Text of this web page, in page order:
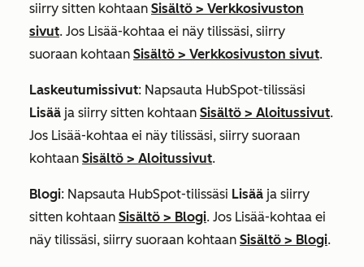
siirry sitten kohtaan Sisältö > Verkkosivuston
sivut. Jos Lisää-kohtaa ei näy tilissäsi, siirry
suoraan kohtaan Sisältö > Verkkosivuston sivut.
Laskeutumissivut: Napsauta HubSpot-tilissäsi
Lisää ja siirry sitten kohtaan Sisältö > Aloitussivut.
Jos Lisää-kohtaa ei näy tilissäsi, siirry suoraan
kohtaan Sisältö > Aloitussivut.
Blogi: Napsauta HubSpot-tilissäsi Lisää ja siirry
sitten kohtaan Sisältö > Blogi. Jos Lisää-kohtaa ei
näy tilissäsi, siirry suoraan kohtaan Sisältö > Blogi.